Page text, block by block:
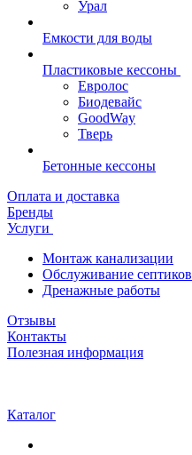
Урал
Емкости для воды
Пластиковые кессоны
Евролос
Биодевайс
GoodWay
Тверь
Бетонные кессоны
Оплата и доставка
Бренды
Услуги
Монтаж канализации
Обслуживание септиков
Дренажные работы
Отзывы
Контакты
Полезная информация
Каталог